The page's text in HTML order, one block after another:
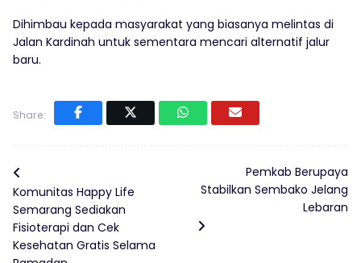
Dihimbau kepada masyarakat yang biasanya melintas di
Jalan Kardinah untuk sementara mencari alternatif jalur
baru.
Share:
Komunitas Happy Life
Semarang Sediakan
Fisioterapi dan Cek
Kesehatan Gratis Selama
Pemkab Berupaya
Stabilkan Sembako Jelang
Lebaran